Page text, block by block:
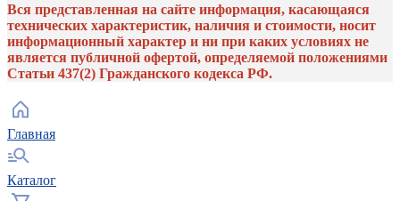
Вся представленная на сайте информация, касающаяся
технических характеристик, наличия и стоимости, носит
информационный характер и ни при каких условиях не
является публичной офертой, определяемой положениями
Статьи 437(2) Гражданского кодекса РФ.
Главная
Каталог